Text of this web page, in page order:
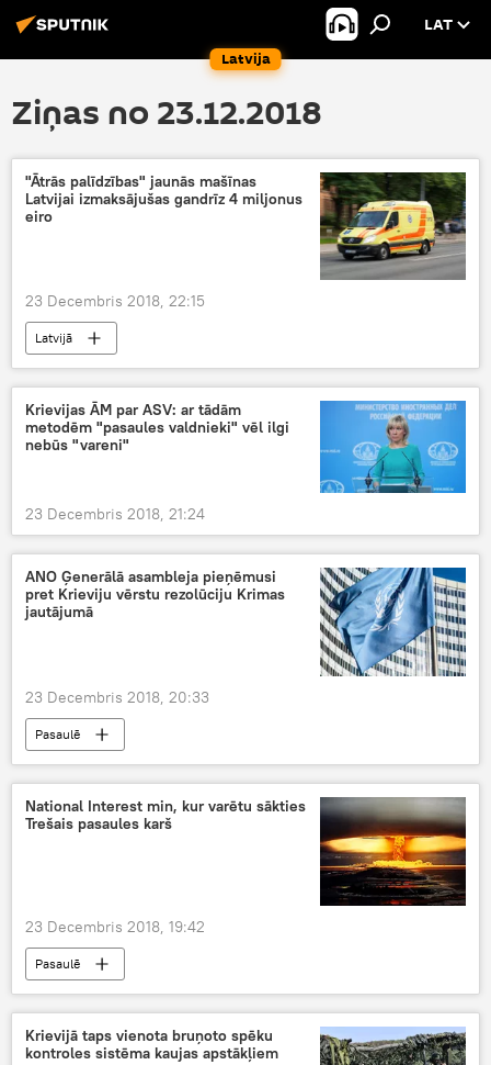
Latvija
LAT
Ziņas no 23.12.2018
"Ātrās palīdzības" jaunās mašīnas
Latvijai izmaksājušas gandrīz 4 miljonus
eiro
23 Decembris 2018, 22:15
Latvijā
Krievijas ĀM par ASV: ar tādām
metodēm "pasaules valdnieki" vēl ilgi
nebūs "vareni"
23 Decembris 2018, 21:24
ANO Ģenerālā asambleja pieņēmusi
pret Krieviju vērstu rezolūciju Krimas
jautājumā
23 Decembris 2018, 20:33
Pasaulē
National Interest min, kur varētu sākties
Trešais pasaules karš
23 Decembris 2018, 19:42
Pasaulē
Krievijā taps vienota bruņoto spēku
kontroles sistēma kaujas apstākļiem